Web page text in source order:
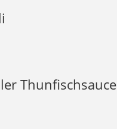
Thunfischsauce